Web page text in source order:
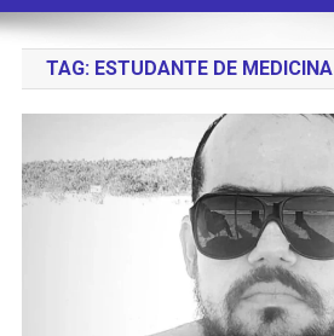
TAG: ESTUDANTE DE MEDICINA